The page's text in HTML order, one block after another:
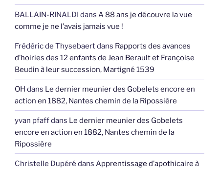
BALLAIN-RINALDI dans A 88 ans je découvre la vue
comme je ne l’avais jamais vue !
Frédéric de Thysebaertdans Rapports des avances
d’hoiries des 12 enfants de Jean Berault et Françoise
Beudin à leur succession, Martigné 1539
OH dans Le dernier meunier des Gobelets encore en
action en 1882, Nantes chemin de la Ripossière
yvan pfaffdans Le dernier meunier des Gobelets
encore en action en 1882, Nantes chemin de la
Ripossière
Christelle Dupéré dans Apprentissage d’apothicaire à